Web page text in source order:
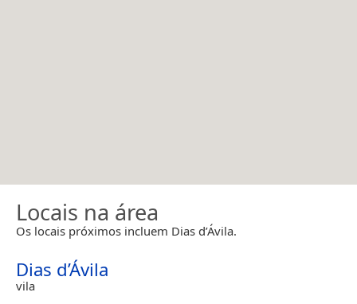
Locais na área
Os locais próximos incluem Dias d’Ávila.
Dias d’Ávila
vila